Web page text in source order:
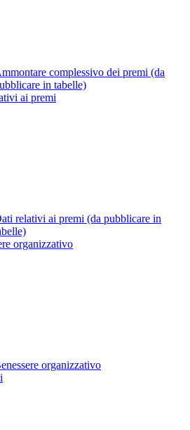
complessivo dei premi (da
in tabelle)
ai premi
relativi ai premi (da pubblicare in
organizzativo
organizzativo